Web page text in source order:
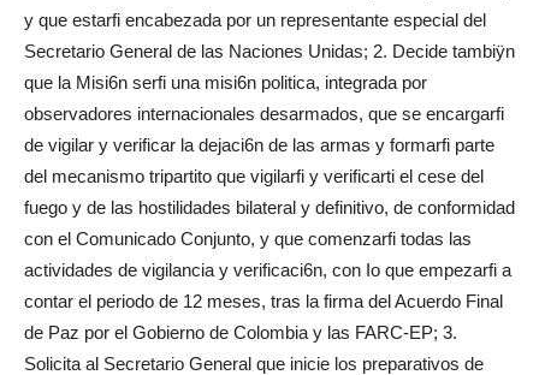
y que estarfi encabezada por un representante especial del
Secretario General de las Naciones Unidas; 2. Decide tambiÿn
que la Misi6n serfi una misi6n politica, integrada por
observadores internacionales desarmados, que se encargarfi
de vigilar y verificar la dejaci6n de las armas y formarfi parte
del mecanismo tripartito que vigilarfi y verificarti el cese del
fuego y de las hostilidades bilateral y definitivo, de conformidad
con el Comunicado Conjunto, y que comenzarfi todas las
actividades de vigilancia y verificaci6n, con Io que empezarfi a
contar el periodo de 12 meses, tras la firma del Acuerdo Final
de Paz por el Gobierno de Colombia y las FARC-EP; 3.
Solicita al Secretario General que inicie los preparativos de